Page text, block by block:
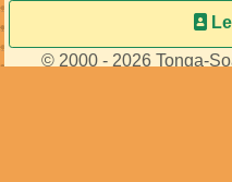
© 2000 - 2026 Tonga-